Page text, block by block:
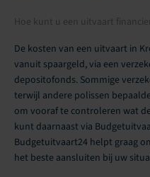
Hoe kunt u een uitvaart
De kosten van een uitvaart in
vanuit spaargeld, via een
depositofonds. Sommige
terwijl andere polissen
om vooraf te controleren wat
kunt daarnaast via
Budgetuitvaart24 helpt graag
het beste aansluiten bij uw